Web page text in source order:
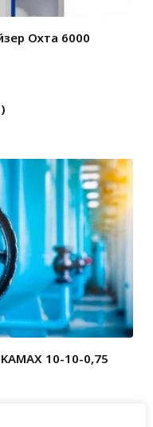
Охта 6000
10-10-0,75